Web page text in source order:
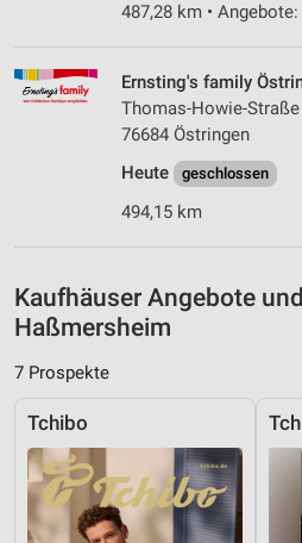
487,28 km •
Ernsting's family
Thomas-Howie-Straße
76684 Östringen
Heute
geschlossen
494,15 km
Kaufhäuser Angebote
Haßmersheim
7 Prospekte
Tchibo
Werbeanzeigen
Werbung
Verwendung von Profilen zur
Erstellung von Profilen zur
von Inhalten
personalisierter Inhalte
Messung der Werbeleistung
Messung der Performance von
Analyse von Zielgruppen durch
Kombinationen von Daten aus
Quellen
Entwicklung und Verbesserung